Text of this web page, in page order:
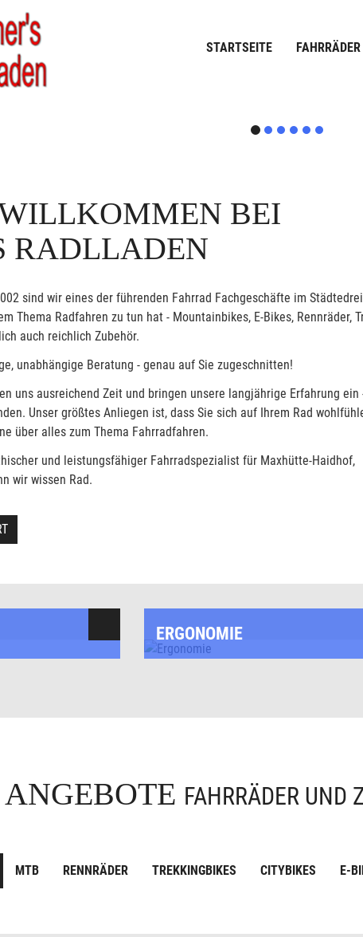
STARTSEITE FAHRRÄDER
BEI
RADLLADEN
sind wir eines der führenden Fahrrad Fachgeschäfte im
Thema Radfahren zu tun hat - Mountainbikes, E-Bikes, Rennräder,
auch reichlich Zubehör.
unabhängige Beratung - genau auf Sie zugeschnitten!
uns ausreichend Zeit und bringen unsere langjährige Erfahrung ein
Unser größtes Anliegen ist, dass Sie sich auf Ihrem Rad
über alles zum Thema Fahrradfahren.
und leistungsfähiger Fahrradspezialist für Maxhütte-Haidhof,
wir wissen Rad.
ERGONOMIE
ANGEBOTE FAHRRÄDER UND
MTB RENNRÄDER TREKKINGBIKES CITYBIKES E-